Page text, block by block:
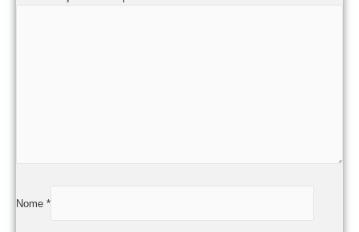
Nome *